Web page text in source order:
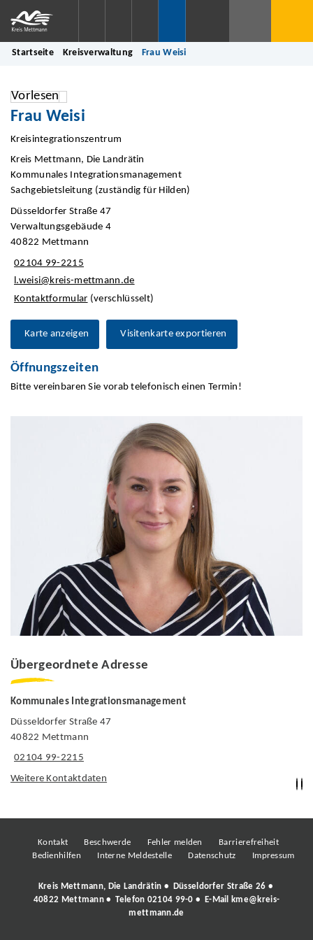
Startseite Kreisverwaltung Frau Weisi
Vorlesen
Frau Weisi
Kreisintegrationszentrum
Kreis Mettmann, Die Landrätin
Kommunales Integrationsmanagement
Sachgebietsleitung (zuständig für Hilden)
Düsseldorfer Straße 47
Verwaltungsgebäude 4
40822 Mettmann
02104 99-2215
l.weisi@kreis-mettmann.de
Kontaktformular (verschlüsselt)
Karte anzeigen Visitenkarte exportieren
Öffnungszeiten
Bitte vereinbaren Sie vorab telefonisch einen Termin!
Übergeordnete Adresse
Kommunales Integrationsmanagement
Düsseldorfer Straße 47
40822 Mettmann
02104 99-2215
Weitere Kontaktdaten
Kontakt Beschwerde Fehler melden
Barrierefreiheit
Bedienhilfen
Interne Meldestelle Datenschutz Impressum
Kreis Mettmann, Die Landrätin • Düsseldorfer Straße 26 •
40822 Mettmann • Telefon 02104 99-0 • E-Mail
kme@kreis-
mettmann.de